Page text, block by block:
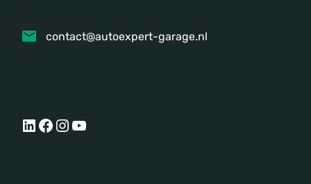
contact@autoexpert-garage.nl
LinkedIn
Facebook
Instagram
YouTube